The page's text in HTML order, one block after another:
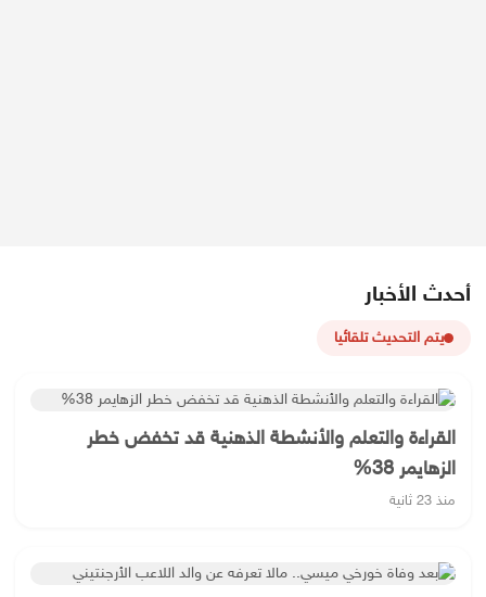
أحدث الأخبار
يتم التحديث تلقائيا
القراءة والتعلم والأنشطة الذهنية قد تخفض خطر
الزهايمر 38%
منذ 23 ثانية